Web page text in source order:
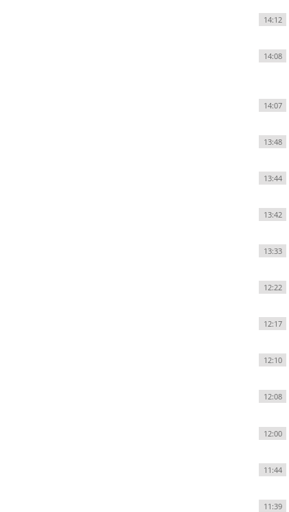
14:12
14:08
14:07
13:48
13:44
13:42
13:33
12:22
12:17
12:10
12:08
12:00
11:44
11:39